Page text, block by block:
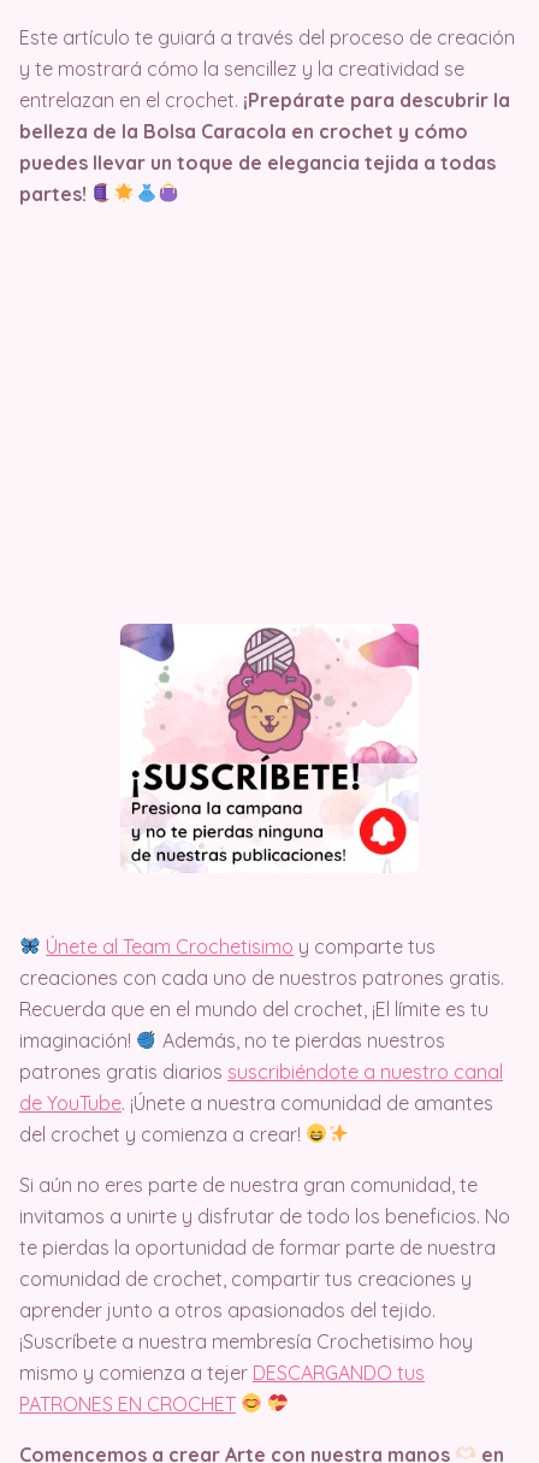
Este artículo te guiará a través del proceso de creación
y te mostrará cómo la sencillez y la creatividad se
entrelazan en el crochet. ¡Prepárate para descubrir la
belleza de la Bolsa Caracola en crochet y cómo
puedes llevar un toque de elegancia tejida a todas
partes!
Únete al Team Crochetisimo y comparte tus
creaciones con cada uno de nuestros patrones gratis.
Recuerda que en el mundo del crochet, ¡El límite es tu
imaginación!
Además, no te pierdas nuestros
patrones gratis diarios suscribiéndote a nuestro canal
de YouTube. ¡Únete a nuestra comunidad de amantes
del crochet y comienza a crear!
Si aún no eres parte de nuestra gran comunidad, te
invitamos a unirte y disfrutar de todo los beneficios. No
te pierdas la oportunidad de formar parte de nuestra
comunidad de crochet, compartir tus creaciones y
aprender junto a otros apasionados del tejido.
¡Suscríbete a nuestra membresía Crochetisimo hoy
mismo y comienza a tejer DESCARGANDO tus
PATRONES EN CROCHET
Comencemos a crear Arte con nuestra manos en